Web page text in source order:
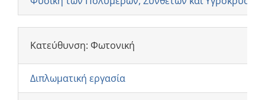
Κατεύθυνση: Φωτονική
Διπλωματική εργασία